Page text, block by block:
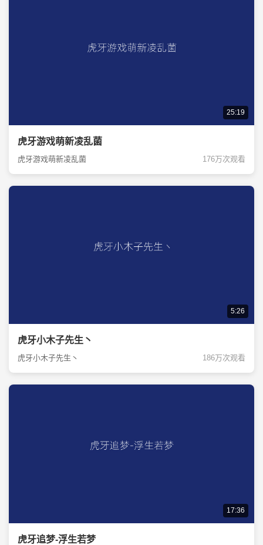
25:19
虎牙游戏萌新凌乱菌
虎牙游戏萌新凌乱菌 176万次观看
5:26
虎牙小木子先生丶
虎牙小木子先生丶 186万次观看
17:36
虎牙追梦-浮生若梦